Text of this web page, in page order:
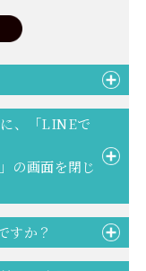
、「LINEで
の画面を閉じ
すか？